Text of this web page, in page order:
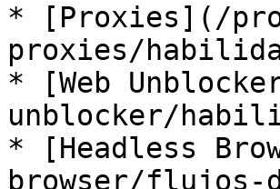
* [Proxies](/
proxies/
* [Web
unblocker/
* [Headless
browser/